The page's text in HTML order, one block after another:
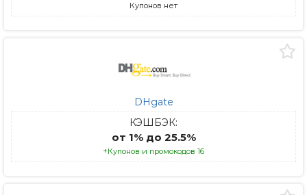
Купонов нет
DHgate
КЭШБЭК:
от 1% до 25.5%
+Купонов и промокодов 16